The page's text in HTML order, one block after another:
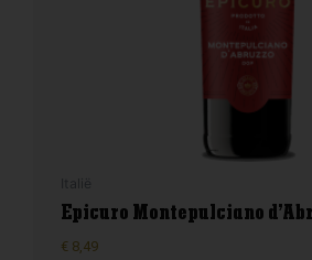
Epicuro Montepulciano
€ 8,49